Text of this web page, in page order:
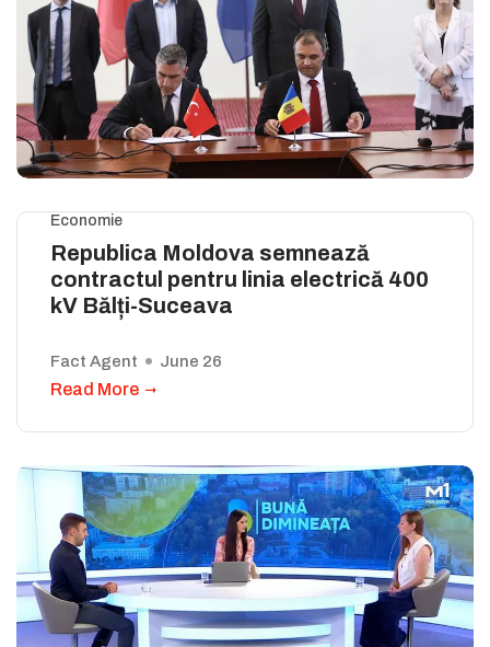
Economie
Republica Moldova semnează
contractul pentru linia electrică 400
kV Bălți-Suceava
Fact Agent June 26
Read More